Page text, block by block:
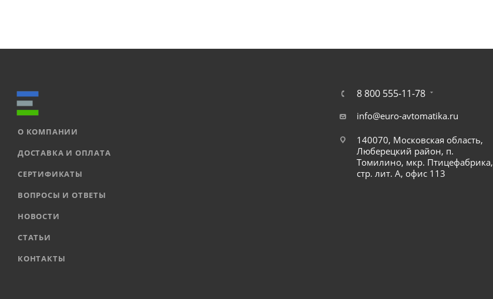
О КОМПАНИИ
ДОСТАВКА И ОПЛАТА
СЕРТИФИКАТЫ
ВОПРОСЫ И ОТВЕТЫ
НОВОСТИ
СТАТЬИ
КОНТАКТЫ
8 800 555-11-78
info@euro-avtomatika.ru
140070, Московская область,
Люберецкий район, п.
Томилино, мкр. Птицефабрика,
стр. лит. А, офис 113